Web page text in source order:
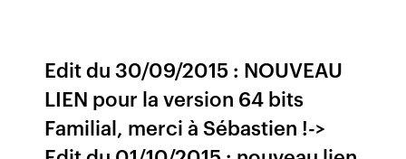
Edit du 30/09/2015 : NOUVEAU
LIEN pour la version 64 bits
Familial, merci à Sébastien !->